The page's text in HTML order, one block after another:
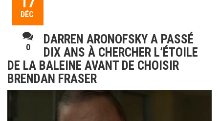
DÉC
0
DARREN ARONOFSKY A PASSÉ
DIX ANS À CHERCHER L’ÉTOILE
DE LA BALEINE AVANT DE CHOISIR
BRENDAN FRASER